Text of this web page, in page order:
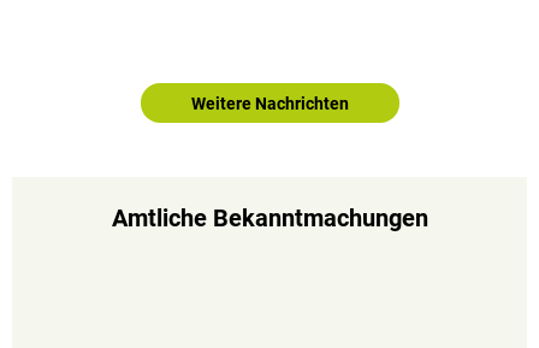
Weitere Nachrichten
Amtliche Bekanntmachungen